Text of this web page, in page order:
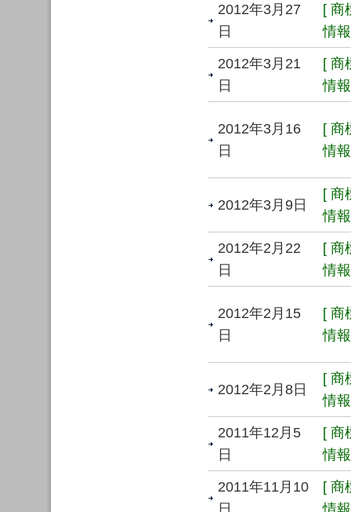
2012年3月27
日
[ 商
情
2012年3月21
日
[ 商
情
2012年3月16
日
[ 商
情
2012年3月9日
[ 商
情
2012年2月22
日
[ 商
情
2012年2月15
日
[ 商
情
2012年2月8日
[ 商
情
2011年12月5
日
[ 商
情
2011年11月10
日
[ 商
情